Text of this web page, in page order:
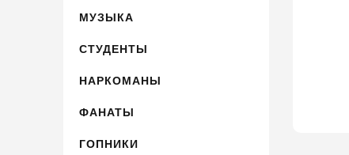
МУЗЫКА
СТУДЕНТЫ
НАРКОМАНЫ
ФАНАТЫ
ГОПНИКИ